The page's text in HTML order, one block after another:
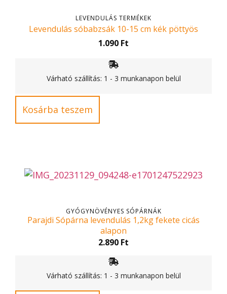
LEVENDULÁS TERMÉKEK
Levendulás sóbabzsák 10-15 cm kék pöttyös
1.090 Ft
Várható szállítás: 1 - 3 munkanapon belül
Kosárba teszem
GYÓGYNÖVÉNYES SÓPÁRNÁK
Parajdi Sópárna levendulás 1,2kg fekete cicás
alapon
2.890 Ft
Várható szállítás: 1 - 3 munkanapon belül